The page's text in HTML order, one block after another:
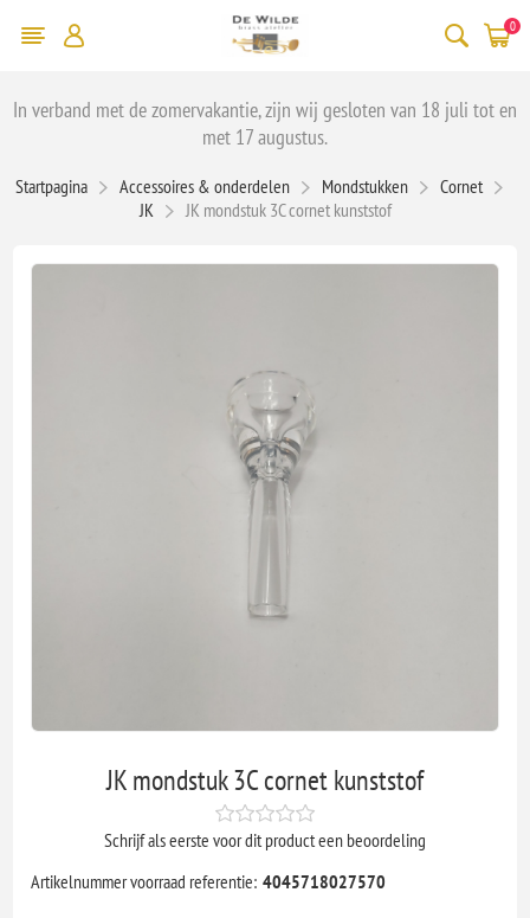
0
In verband met de zomervakantie, zijn wij gesloten van 18 juli tot en
met 17 augustus.
Startpagina Accessoires & onderdelen Mondstukken
Cornet
JK
JK mondstuk 3C cornet kunststof
JK mondstuk 3C cornet kunststof
Schrijf als eerste voor dit product een beoordeling
Artikelnummer voorraad referentie: 4045718027570